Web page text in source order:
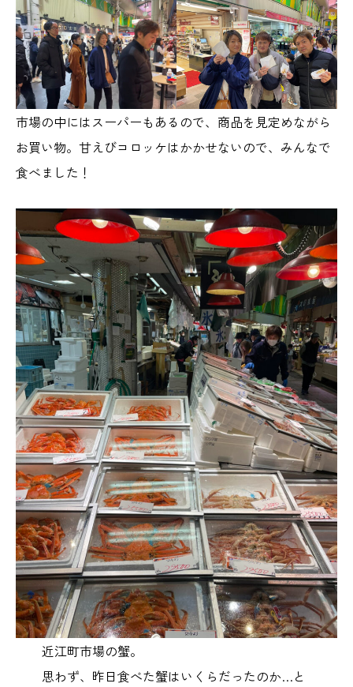
市場の中にはスーパーもあるので、商品を見定めながら
お買い物。甘えびコロッケはかかせないので、みんなで
食べました！
近江町市場の蟹。
思わず、昨日食べた蟹はいくらだったのか…と